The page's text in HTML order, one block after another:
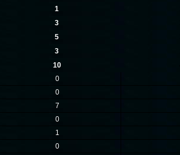
1
3
5
3
10
0
0
7
0
1
0